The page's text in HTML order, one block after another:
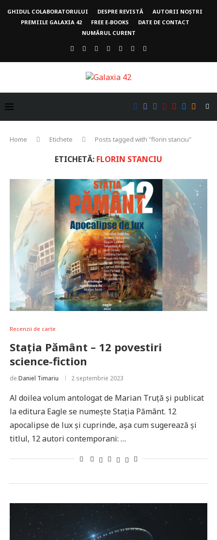
GHIDUL COLABORATORULUI DESPRE REVISTĂ
AUTORII NOȘTRI
PREMIILE GALAXIA 42
FREE E-BOOKS
DATE DE CONTACT
NUMĂRUL CURENT
Home Etichete Posts tagged with "florin stanciu"
ETICHETĂ: FLORIN STANCIU
Recenzii de carte
Stația Pământ – 12 povestiri
science-fiction
de Daniel Timariu 2 septembrie 2023
Al doilea volum antologat de Marian Truță și publicat
la editura Eagle se numește Stația Pământ. 12
apocalipse de lux și cuprinde, așa cum sugerează și
titlul, 12 autori contemporani: …